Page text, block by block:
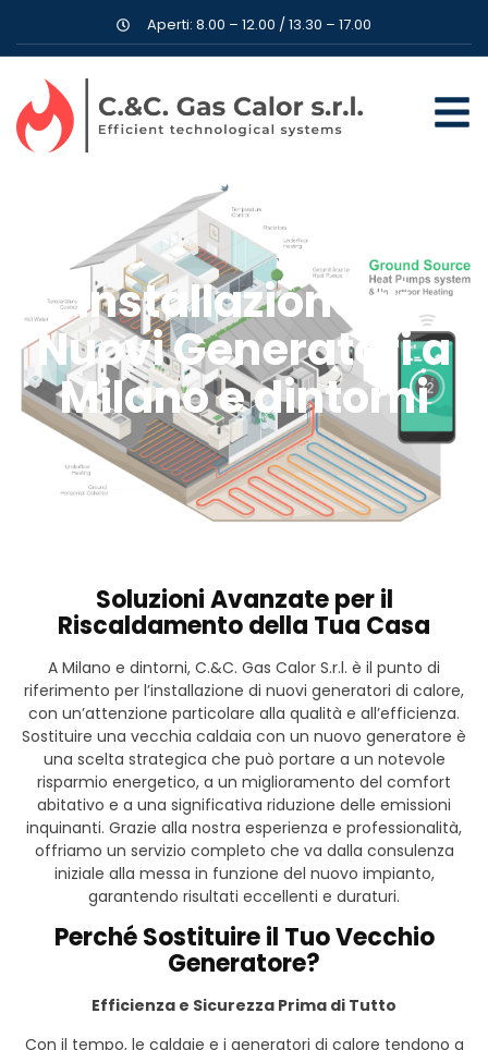
Aperti: 8.00 – 12.00 / 13.30 – 17.00
Installazione di
Nuovi Generatori a
Milano e dintorni
Soluzioni Avanzate per il
Riscaldamento della Tua Casa
A Milano e dintorni, C.&C. Gas Calor S.r.l. è il punto di
riferimento per l’installazione di nuovi generatori di calore,
con un’attenzione particolare alla qualità e all’efficienza.
Sostituire una vecchia caldaia con un nuovo generatore è
una scelta strategica che può portare a un notevole
risparmio energetico, a un miglioramento del comfort
abitativo e a una significativa riduzione delle emissioni
inquinanti. Grazie alla nostra esperienza e professionalità,
offriamo un servizio completo che va dalla consulenza
iniziale alla messa in funzione del nuovo impianto,
garantendo risultati eccellenti e duraturi.
Perché Sostituire il Tuo Vecchio
Generatore?
Efficienza e Sicurezza Prima di Tutto
Con il tempo, le caldaie e i generatori di calore tendono a